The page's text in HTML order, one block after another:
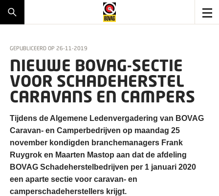
GEPUBLICEERD OP 26-11-2019
NIEUWE BOVAG-SECTIE
VOOR SCHADEHERSTEL
CARAVANS EN CAMPERS
Tijdens de Algemene Ledenvergadering van BOVAG
Caravan- en Camperbedrijven op maandag 25
november kondigden branchemanagers Frank
Ruygrok en Maarten Mastop aan dat de afdeling
BOVAG Schadeherstelbedrijven per 1 januari 2020
een aparte sectie voor caravan- en
camperschadeherstellers krijgt.